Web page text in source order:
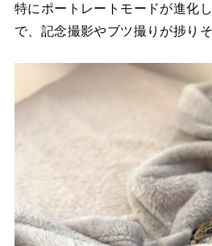
特にポートレートモードが進化
で、記念撮影やブツ撮りが捗りそ